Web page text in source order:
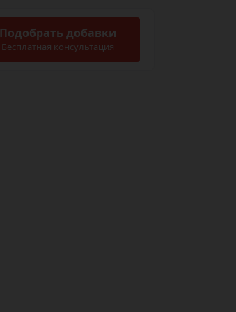
Подобрать добавки
Бесплатная консультация